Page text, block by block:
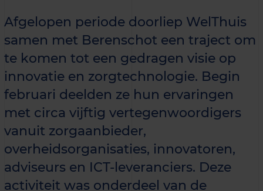
Afgelopen periode doorliep WelThuis
samen met Berenschot een traject om
te komen tot een gedragen visie op
innovatie en zorgtechnologie. Begin
februari deelden ze hun ervaringen
met circa vijftig vertegenwoordigers
vanuit zorgaanbieder,
overheidsorganisaties, innovatoren,
adviseurs en ICT-leveranciers. Deze
activiteit was onderdeel van de